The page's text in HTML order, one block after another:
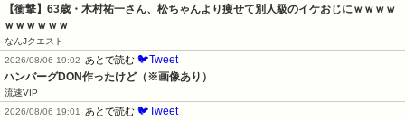
【衝撃】63歳・木村祐一さん、松ちゃんより痩せて別人級のイケおじにｗｗｗｗ
ｗｗｗｗｗｗ
なんJクエスト
2026/08/06 19:02
あとで読む 🐦Tweet
ハンバーグDON作ったけど（※画像あり）
流速VIP
2026/08/06 19:01
あとで読む 🐦Tweet